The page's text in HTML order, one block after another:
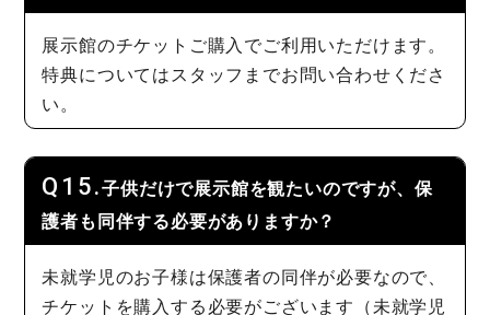
展示館のチケットご購入でご利用いただけます。
特典についてはスタッフまでお問い合わせくださ
い。
子供だけで展示館を観たいのですが、保
護者も同伴する必要がありますか？
未就学児のお子様は保護者の同伴が必要なので、
チケットを購入する必要がございます（未就学児